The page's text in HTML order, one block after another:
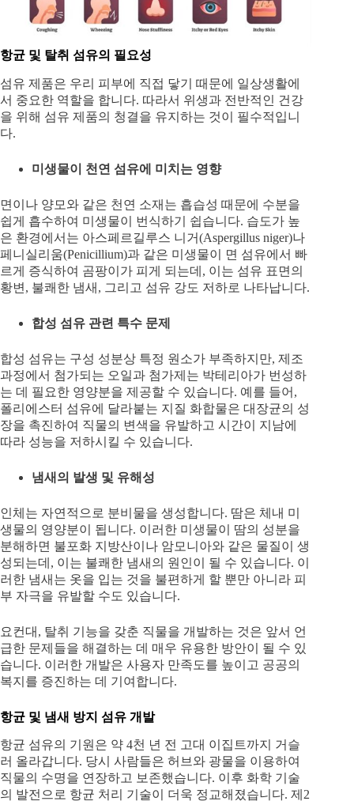
항균 및 탈취 섬유의 필요성
섬유 제품은 우리 피부에 직접 닿기 때문에 일상생활에
서 중요한 역할을 합니다. 따라서 위생과 전반적인 건강
을 위해 섬유 제품의 청결을 유지하는 것이 필수적입니
다.
미생물이 천연 섬유에 미치는 영향
면이나 양모와 같은 천연 소재는 흡습성 때문에 수분을
쉽게 흡수하여 미생물이 번식하기 쉽습니다. 습도가 높
은 환경에서는 아스페르길루스 니거(Aspergillus niger)나
페니실리움(Penicillium)과 같은 미생물이 면 섬유에서 빠
르게 증식하여 곰팡이가 피게 되는데, 이는 섬유 표면의
황변, 불쾌한 냄새, 그리고 섬유 강도 저하로 나타납니다.
합성 섬유 관련 특수 문제
합성 섬유는 구성 성분상 특정 원소가 부족하지만, 제조
과정에서 첨가되는 오일과 첨가제는 박테리아가 번성하
는 데 필요한 영양분을 제공할 수 있습니다. 예를 들어,
폴리에스터 섬유에 달라붙는 지질 화합물은 대장균의 성
장을 촉진하여 직물의 변색을 유발하고 시간이 지남에
따라 성능을 저하시킬 수 있습니다.
냄새의 발생 및 유해성
인체는 자연적으로 분비물을 생성합니다. 땀은 체내 미
생물의 영양분이 됩니다. 이러한 미생물이 땀의 성분을
분해하면 불포화 지방산이나 암모니아와 같은 물질이 생
성되는데, 이는 불쾌한 냄새의 원인이 될 수 있습니다. 이
러한 냄새는 옷을 입는 것을 불편하게 할 뿐만 아니라 피
부 자극을 유발할 수도 있습니다.
요컨대, 탈취 기능을 갖춘 직물을 개발하는 것은 앞서 언
급한 문제들을 해결하는 데 매우 유용한 방안이 될 수 있
습니다. 이러한 개발은 사용자 만족도를 높이고 공공의
복지를 증진하는 데 기여합니다.
항균 및 냄새 방지 섬유 개발
항균 섬유의 기원은 약 4천 년 전 고대 이집트까지 거슬
러 올라갑니다. 당시 사람들은 허브와 광물을 이용하여
직물의 수명을 연장하고 보존했습니다. 이후 화학 기술
의 발전으로 항균 처리 기술이 더욱 정교해졌습니다. 제2